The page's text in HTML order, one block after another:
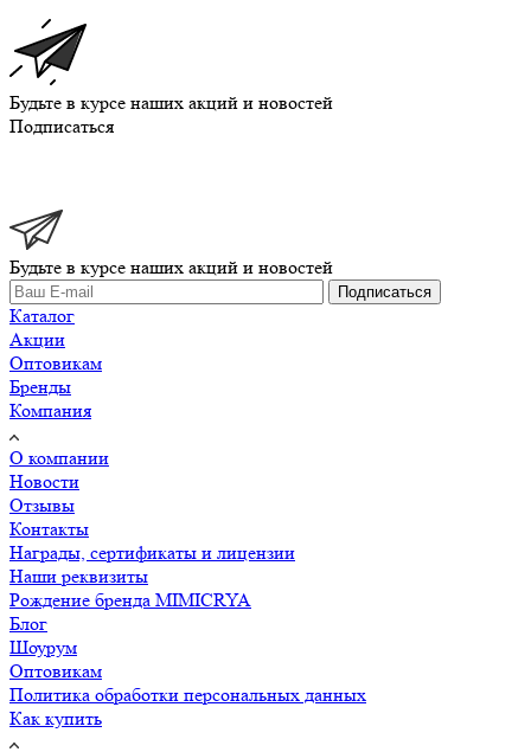
Будьте в курсе наших акций и новостей
Подписаться
Будьте в курсе наших акций и новостей
Подписаться
Каталог
Акции
Оптовикам
Бренды
Компания
О компании
Новости
Отзывы
Контакты
Награды, сертификаты и лицензии
Наши реквизиты
Рождение бренда MIMICRYA
Блог
Шоурум
Оптовикам
Политика обработки персональных данных
Как купить